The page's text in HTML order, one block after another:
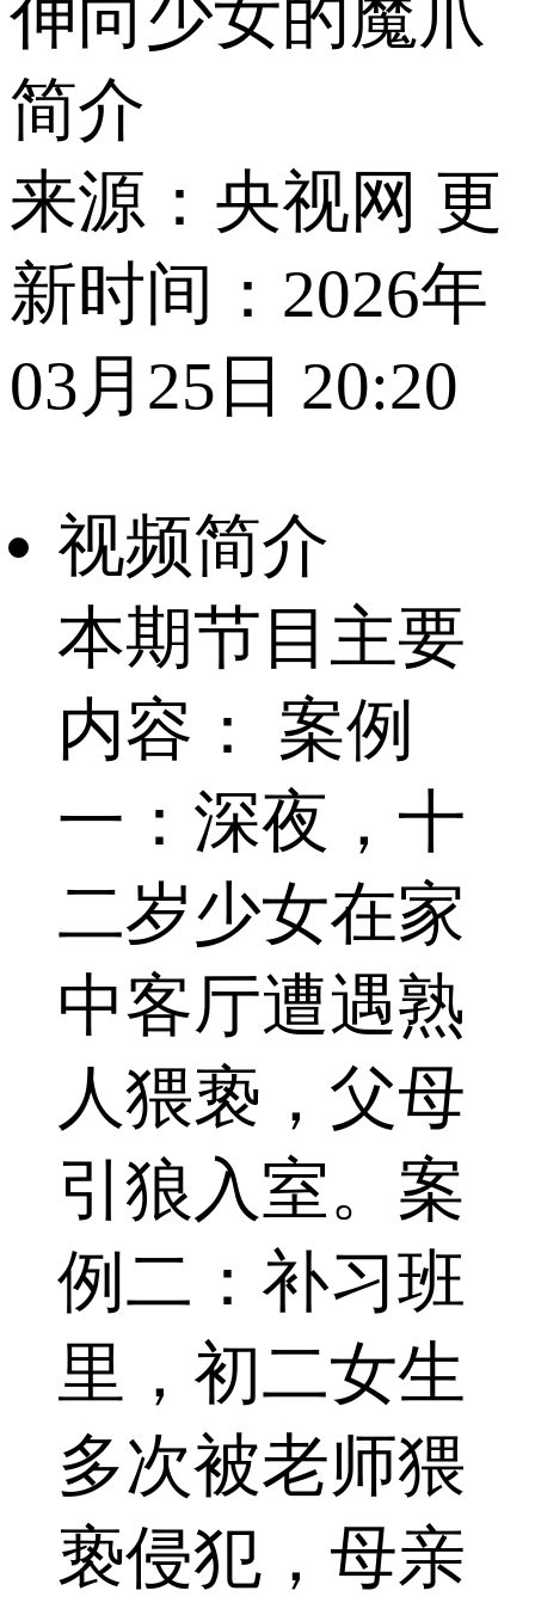
伸向少女的魔爪
简介
来源：央视网 更
新时间：2026年
03月25日 20:20
视频简介
本期节目主要
内容： 案例
一：深夜，十
二岁少女在家
中客厅遭遇熟
人猥亵，父母
引狼入室。案
例二：补习班
里，初二女生
多次被老师猥
亵侵犯，母亲